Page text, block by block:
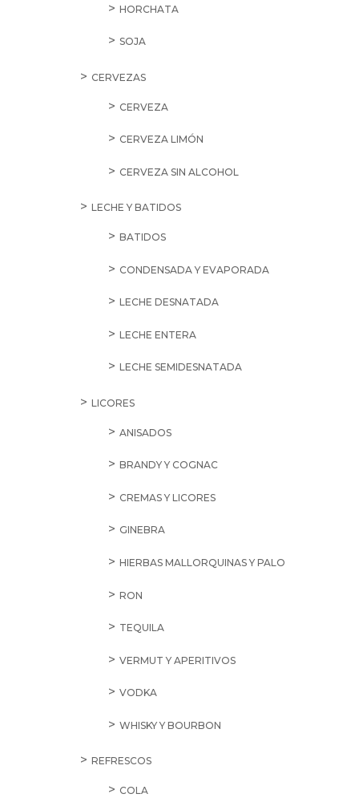
HORCHATA
SOJA
CERVEZAS
CERVEZA
CERVEZA LIMÓN
CERVEZA SIN ALCOHOL
LECHE Y BATIDOS
BATIDOS
CONDENSADA Y EVAPORADA
LECHE DESNATADA
LECHE ENTERA
LECHE SEMIDESNATADA
LICORES
ANISADOS
BRANDY Y COGNAC
CREMAS Y LICORES
GINEBRA
HIERBAS MALLORQUINAS Y PALO
RON
TEQUILA
VERMUT Y APERITIVOS
VODKA
WHISKY Y BOURBON
REFRESCOS
COLA